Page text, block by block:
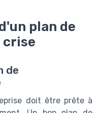
plan de
crise
de
doit être prête à